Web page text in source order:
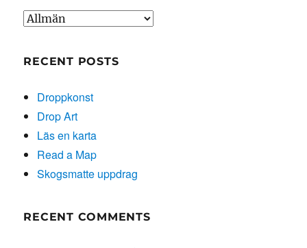
Categories
RECENT POSTS
Droppkonst
Drop Art
Läs en karta
Read a Map
Skogsmatte uppdrag
RECENT COMMENTS